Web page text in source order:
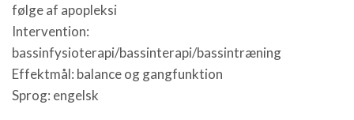
følge af apopleksi
Intervention:
bassinfysioterapi/bassinterapi/bassintræning
Effektmål: balance og gangfunktion
Sprog: engelsk